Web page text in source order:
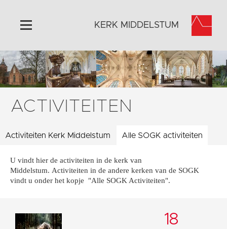
Home
Algemeen
Historie
Het Grootste Museum
Steun ons
Contact
KERK MIDDELSTUM
ACTIVITEITEN
Activiteiten Kerk Middelstum Alle SOGK activiteiten
U vindt hier de activiteiten in de kerk van
Middelstum. Activiteiten in de andere kerken van de SOGK
vindt u onder het kopje "Alle SOGK Activiteiten".
18